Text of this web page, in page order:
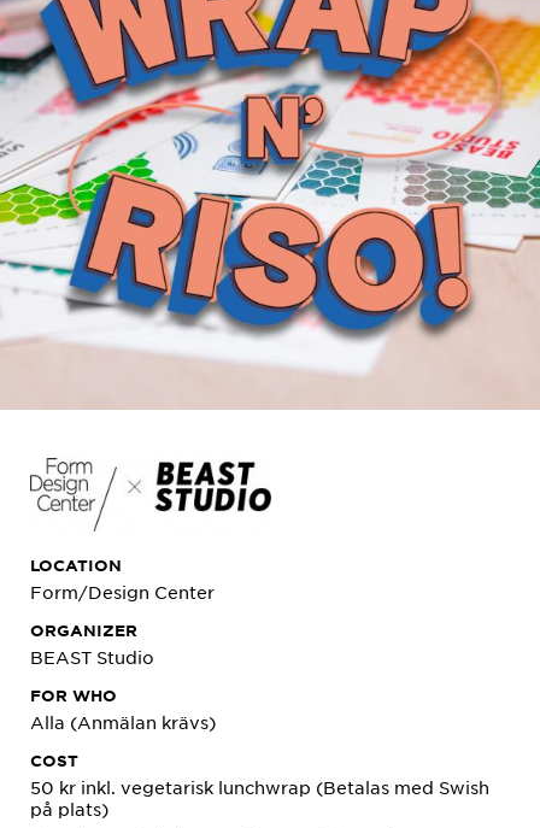
LOCATION
Form/Design Center
ORGANIZER
BEAST Studio
FOR WHO
Alla (Anmälan krävs)
COST
50 kr inkl. vegetarisk lunchwrap (Betalas med Swish
på plats)